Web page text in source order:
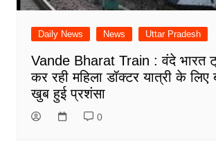
Daily News News Uttar Pradesh
Vande Bharat Train : वंदे भारत
कर रही महिला डॉक्टर यात्री के लिए
खुब हुई प्रशंसा
0